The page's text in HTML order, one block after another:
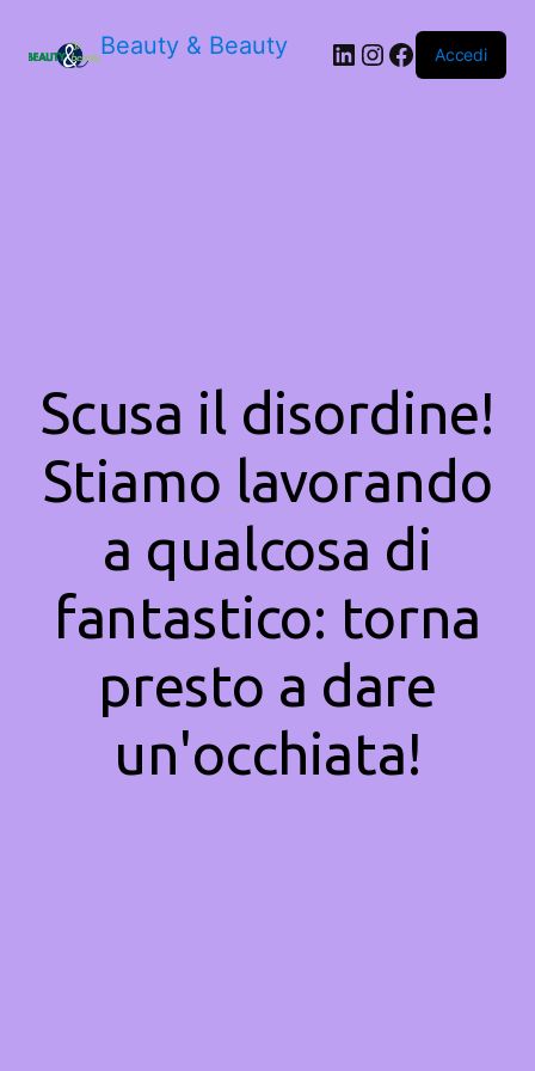
Beauty & Beauty LinkedIn
Instagram
Facebook
Accedi
Scusa il disordine!
Stiamo lavorando
a qualcosa di
fantastico: torna
presto a dare
un'occhiata!